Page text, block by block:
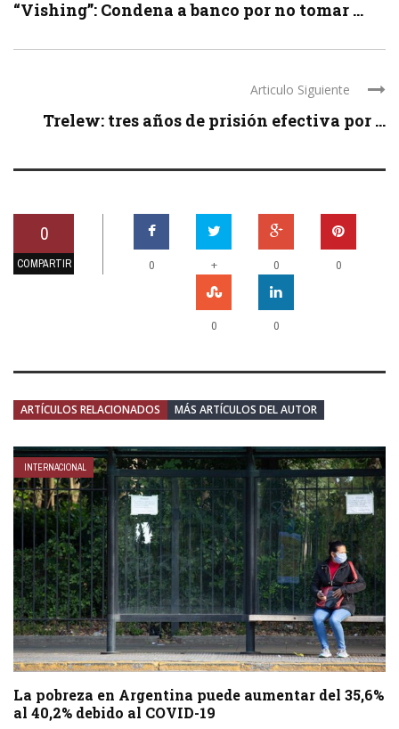
“Vishing”: Condena a banco por no tomar ...
Articulo Siguiente
Trelew: tres años de prisión efectiva por ...
0
COMPARTIR 0 + 0 0
0 0
ARTÍCULOS RELACIONADOS MÁS ARTÍCULOS DEL AUTOR
INTERNACIONAL
La pobreza en Argentina puede aumentar del 35,6%
al 40,2% debido al COVID-19